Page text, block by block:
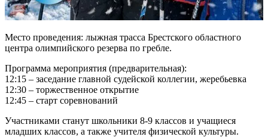
Место проведения: лыжная трасса Брестского областного
центра олимпийского резерва по гребле.
Программа мероприятия (предварительная):
12:15 – заседание главной судейской коллегии, жеребьевка
12:30 – торжественное открытие
12:45 – старт соревнований
Участниками станут школьники 8-9 классов и учащиеся
младших классов, а также учителя физической культуры.